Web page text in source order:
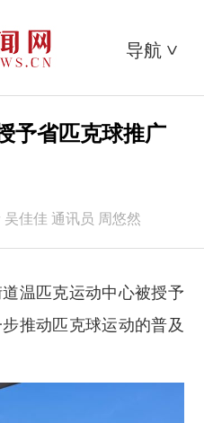
导航 >
予省匹克球推广
吴佳佳 通讯员 周悠然
匹克运动中心被授予
推动匹克球运动的普及